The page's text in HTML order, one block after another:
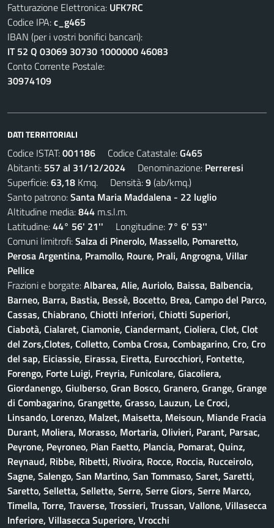
Fatturazione Elettronica: UFK7RC
Codice IPA:c_g465
IBAN (per i vostri bonifici bancari):
IT 52 Q 03069 30730 1000000 46083
Conto Corrente Postale:
30974109
DATI TERRITORIALI
Codice ISTAT:001186 Codice Catastale:G465
Abitanti: 557 al 31/12/2024 Denominazione: Perreresi
Superficie:63,18 Kmq. Densità:9(ab/kmq.)
Santo patrono:Santa Maria Maddalena - 22 luglio
Altitudine media:844 m.s.l.m.
Latitudine:44° 56' 21'' Longitudine: 7° 6' 53''
Comuni limitrofi:Salza di Pinerolo, Massello, Pomaretto,
Perosa Argentina, Pramollo, Roure, Prali, Angrogna, Villar
Pellice
Frazioni e borgate:Albarea, Alie, Auriolo, Baissa, Balbencia,
Barneo, Barra, Bastia, Bessè, Bocetto, Brea, Campo del Parco,
Cassas, Chiabrano, Chiotti Inferiori, Chiotti Superiori,
Ciabotà, Cialaret, Ciamonie, Ciandermant, Cioliera, Clot, Clot
del Zors,Clotes, Colletto, Comba Crosa, Combagarino, Cro, Cro
del sap, Eiciassie, Eirassa, Eiretta, Eurocchiori, Fontette,
Forengo, Forte Luigi, Freyria, Funicolare, Giacoliera,
Giordanengo, Giulberso, Gran Bosco, Granero, Grange, Grange
di Combagarino, Grangette, Grasso, Lauzun, Le Croci,
Linsando, Lorenzo, Malzet, Maisetta, Meisoun, Miande Fracia
Durant, Moliera, Morasso, Mortaria, Olivieri, Parant, Parsac,
Peyrone, Peyroneo, Pian Faetto, Plancia, Pomarat, Quinz,
Reynaud, Ribbe, Ribetti, Rivoira, Rocce, Roccia, Rucceirolo,
Sagne, Salengo, San Martino, San Tommaso, Saret, Saretti,
Saretto, Selletta, Sellette, Serre, Serre Giors, Serre Marco,
Timella, Torre, Traverse, Trossieri, Trussan, Vallone, Villasecca
Inferiore, Villasecca Superiore, Vrocchi